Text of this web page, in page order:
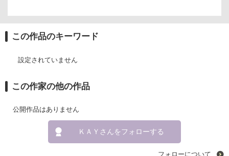
この作品のキーワード
設定されていません
この作家の他の作品
公開作品はありません
ＫＡＹさんをフォローする
フォローについて